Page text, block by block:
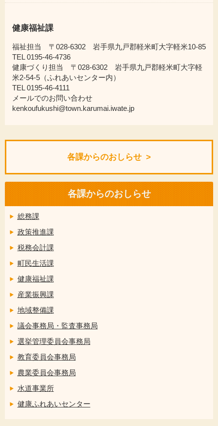
健康福祉課
福祉担当 〒028-6302 岩手県九戸郡軽米町大字軽米10-85
TEL 0195-46-4736
健康づくり担当 〒028-6302 岩手県九戸郡軽米町大字軽
米2-54-5（ふれあいセンター内）
TEL 0195-46-4111
メールでのお問い合わせ
kenkoufukushi@town.karumai.iwate.jp
各課からのおしらせ
各課からのおしらせ
総務課
政策推進課
税務会計課
町民生活課
健康福祉課
産業振興課
地域整備課
議会事務局・監査事務局
選挙管理委員会事務局
教育委員会事務局
農業委員会事務局
水道事業所
健康ふれあいセンター